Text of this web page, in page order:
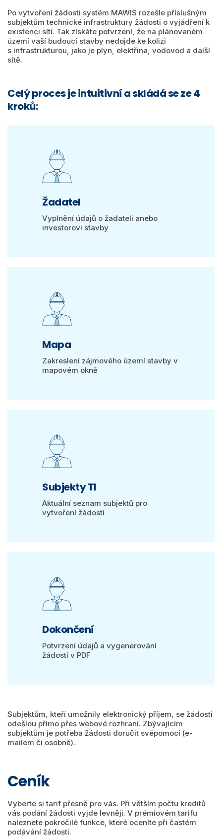
Po vytvoření žádosti systém MAWIS rozešle příslušným
subjektům technické infrastruktury žádosti o vyjádření k
existenci sítí. Tak získáte potvrzení, že na plánovaném
území vaší budoucí stavby nedojde ke kolizi
s infrastrukturou, jako je plyn, elektřina, vodovod a další
sítě.
Celý proces je intuitivní a skládá se ze 4
kroků:
Žadatel
Vyplnění údajů o žadateli anebo
investorovi stavby
Mapa
Zakreslení zájmového území stavby v
mapovém okně
Subjekty TI
Aktuální seznam subjektů pro
vytvoření žádostí
Dokončení
Potvrzení údajů a vygenerování
žádostí v PDF
Subjektům, kteří umožnily elektronický příjem, se žádosti
odešlou přímo přes webové rozhraní. Zbývajícím
subjektům je potřeba žádosti doručit svépomocí (e-
mailem či osobně).
Ceník
Vyberte si tarif přesně pro vás. Při větším počtu kreditů
vás podání žádosti vyjde levněji. V prémiovém tarifu
naleznete pokročilé funkce, které oceníte při častém
podávání žádosti.